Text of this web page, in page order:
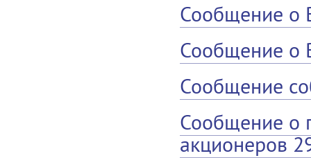
Сообщение о
Сообщение о
Сообщение
Сообщение о
акционеров